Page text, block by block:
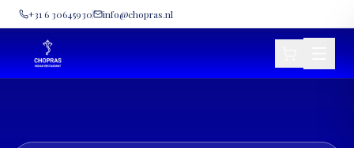
+31 6 30645930 info@chopras.nl